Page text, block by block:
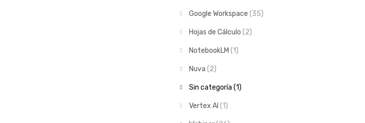
Google Workspace (35)
Hojas de Cálculo (2)
NotebookLM (1)
Nuva (2)
Sin categoría (1)
Vertex AI (1)